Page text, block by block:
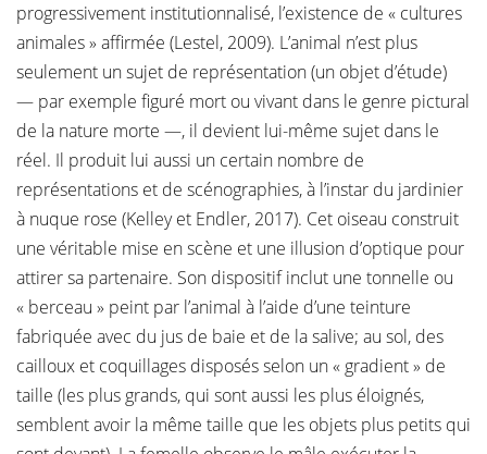
progressivement institutionnalisé, l’existence de « cultures
animales » affirmée (Lestel, 2009). L’animal n’est plus
seulement un sujet de représentation (un objet d’étude)
— par exemple figuré mort ou vivant dans le genre pictural
de la nature morte —, il devient lui-même sujet dans le
réel. Il produit lui aussi un certain nombre de
représentations et de scénographies, à l’instar du jardinier
à nuque rose (Kelley et Endler, 2017). Cet oiseau construit
une véritable mise en scène et une illusion d’optique pour
attirer sa partenaire. Son dispositif inclut une tonnelle ou
« berceau » peint par l’animal à l’aide d’une teinture
fabriquée avec du jus de baie et de la salive; au sol, des
cailloux et coquillages disposés selon un « gradient » de
taille (les plus grands, qui sont aussi les plus éloignés,
semblent avoir la même taille que les objets plus petits qui